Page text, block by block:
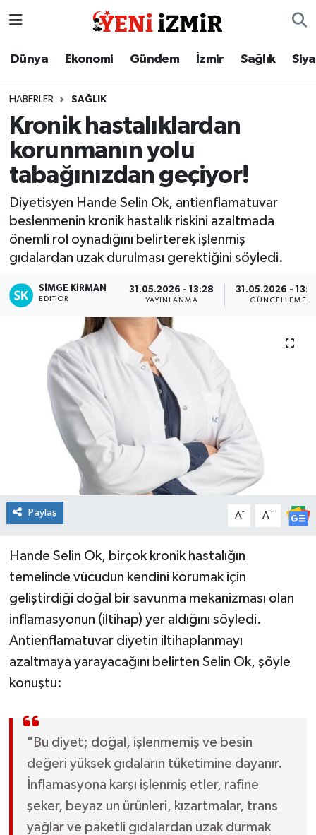
Dünya Ekonomi Gündem İzmir Sağlık
HABERLER SAĞLIK
Kronik hastalıklardan
korunmanın yolu
tabağınızdan geçiyor!
Diyetisyen Hande Selin Ok, antienflamatuvar
beslenmenin kronik hastalık riskini azaltmada
önemli rol oynadığını belirterek işlenmiş
gıdalardan uzak durulması gerektiğini söyledi.
SIMGE KİRMAN
EDITÖR
31.05.2026 - 13:28
YAYINLANMA
31.05.2026 -
GÜNCELLEME
Paylaş A- A+
Hande Selin Ok, birçok kronik hastalığın
temelinde vücudun kendini korumak için
geliştirdiği doğal bir savunma mekanizması olan
inflamasyonun (iltihap) yer aldığını söyledi.
Antienflamatuvar diyetin iltihaplanmayı
azaltmaya yarayacağını belirten Selin Ok, şöyle
konuştu:
"Bu diyet; doğal, işlenmemiş ve besin
değeri yüksek gıdaların tüketimine dayanır.
İnflamasyona karşı işlenmiş etler, rafine
şeker, beyaz un ürünleri, kızartmalar, trans
yağlar ve paketli gıdalardan uzak durmak
Dünya
Gündem
İzmir
Sağlık
Siyaset
Spor
Teknoloji
Tatil ve Seyahat
Çevre
Okul Gazetesi
İzmir Nöbetçi Eczaneler
İzmir Namaz Vakitleri
İzmir Trafik Yoğunluk Haritası
Süper Lig Puan Durumu ve Fikstür
Tüm Manşetler